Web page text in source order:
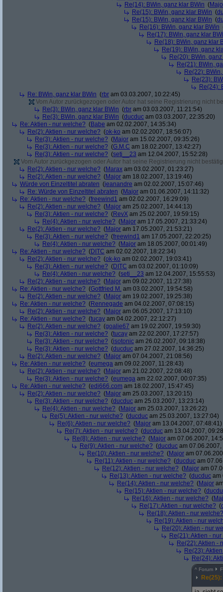
Re(14): BWin, ganz klar BWin (
Re(15): BWin, ganz klar BWin (
Re(15): BWin, ganz klar BWin (
Re(16): BWin, ganz klar BWin
Re(17): BWin, ganz klar
Re(18): BWin, ganz klar
Re(19): BWin, ganz
Re(20): BWin,
Re(21): BWin,
Re(22):
Re(23):
Re(24):
Re: BWin, ganz klar BWin (rbr am 03.03.2007, 10:22:45)
Vom Autor zurückgezogen oder Autor hat seine Registrierung nicht
Re(3): BWin, ganz klar BWin (rbr am 03.03.2007, 11:21:54)
Re(3): BWin, ganz klar BWin (ducduc am 03.03.2007, 22:35:20)
Re: Aktien - nur welche? (Babe am 02.02.2007, 14:35:34)
Re(2): Aktien - nur welche? (ok-ko am 02.02.2007, 18:56:07)
Re(3): Aktien - nur welche? (Major am 15.02.2007, 09:35:26)
Re(3): Aktien - nur welche? (G.M.C am 18.02.2007, 13:42:27)
Re(3): Aktien - nur welche? (seti__23 am 12.04.2007, 15:52:28)
Vom Autor zurückgezogen oder Autor hat seine Registrierung nicht
Re(2): Aktien - nur welche? (Marax am 03.02.2007, 01:23:27)
Re(2): Aktien - nur welche? (Major am 18.02.2007, 13:19:46)
Würde von Einzeltitel abraten (jeanandre am 02.02.2007, 15:07:46)
Re: Würde von Einzeltitel abraten (Major am 01.06.2007, 14:11:32)
Re: Aktien - nur welche? (freewind1 am 02.02.2007, 16:29:09)
Re(2): Aktien - nur welche? (Major am 25.02.2007, 14:44:13)
Re(3): Aktien - nur welche? (RevX am 25.02.2007, 19:59:15)
Re(4): Aktien - nur welche? (Major am 17.05.2007, 21:33:24)
Re(2): Aktien - nur welche? (Major am 17.05.2007, 21:53:21)
Re(3): Aktien - nur welche? (freewind1 am 17.05.2007, 22:20:25)
Re(4): Aktien - nur welche? (Major am 18.05.2007, 00:01:49)
Re: Aktien - nur welche? (DITC am 02.02.2007, 18:22:34)
Re(2): Aktien - nur welche? (ok-ko am 02.02.2007, 19:03:41)
Re(3): Aktien - nur welche? (DITC am 03.02.2007, 01:10:09)
Re(4): Aktien - nur welche? (seti__23 am 12.04.2007, 15:55:53)
Re(2): Aktien - nur welche? (Major am 09.02.2007, 11:27:38)
Re: Aktien - nur welche? (Gottfried M. am 03.02.2007, 19:54:58)
Re(2): Aktien - nur welche? (Major am 19.02.2007, 19:25:38)
Re: Aktien - nur welche? (Rennegade am 04.02.2007, 07:08:15)
Re(2): Aktien - nur welche? (Major am 06.05.2007, 17:13:10)
Re: Aktien - nur welche? (tucay am 04.02.2007, 22:12:27)
Re(2): Aktien - nur welche? (goalie67 am 19.02.2007, 19:59:30)
Re(3): Aktien - nur welche? (tucay am 22.02.2007, 17:27:57)
Re(3): Aktien - nur welche? (isotonic am 26.02.2007, 09:18:38)
Re(3): Aktien - nur welche? (ducduc am 27.02.2007, 14:36:25)
Re(2): Aktien - nur welche? (Major am 07.04.2007, 21:08:56)
Re: Aktien - nur welche? (eumega am 09.02.2007, 11:28:43)
Re(2): Aktien - nur welche? (Major am 21.02.2007, 22:08:48)
Re(3): Aktien - nur welche? (eumega am 22.02.2007, 00:07:35)
Re: Aktien - nur welche? (edi666.com am 18.02.2007, 15:47:45)
Re(2): Aktien - nur welche? (Major am 25.03.2007, 13:20:15)
Re(3): Aktien - nur welche? (ducduc am 25.03.2007, 13:23:14)
Re(4): Aktien - nur welche? (Major am 25.03.2007, 13:26:22)
Re(5): Aktien - nur welche? (ducduc am 25.03.2007, 13:27:04)
Re(6): Aktien - nur welche? (Major am 13.04.2007, 07:48:41)
Re(7): Aktien - nur welche? (ducduc am 13.04.2007,
Re(8): Aktien - nur welche? (Major am 07.06.2007,
Re(9): Aktien - nur welche? (ducduc am
Re(10): Aktien - nur welche? (Major am
Re(11): Aktien - nur welche? (ducduc am
Re(12): Aktien - nur welche? (Major am
Re(13): Aktien - nur welche? (ducduc am
Re(14): Aktien - nur welche? (Major
Re(15): Aktien - nur welche? (
Re(16): Aktien - nur welche? (
Re(17): Aktien - nur welche? (
Re(18): Aktien - nur welche?
Re(19): Aktien - nur
Re(20): Aktien - nur
Re(21): Aktien -
Re(22): Aktien -
Re(23):
Re(24):
^ Forum